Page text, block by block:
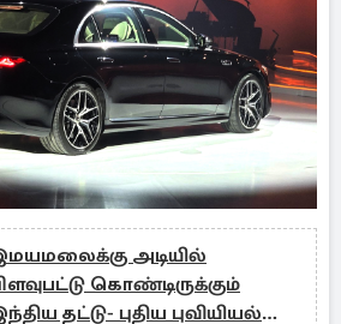
அடியில்
கொண்டிருக்கும்
தட்டு- புதிய புவியியல்